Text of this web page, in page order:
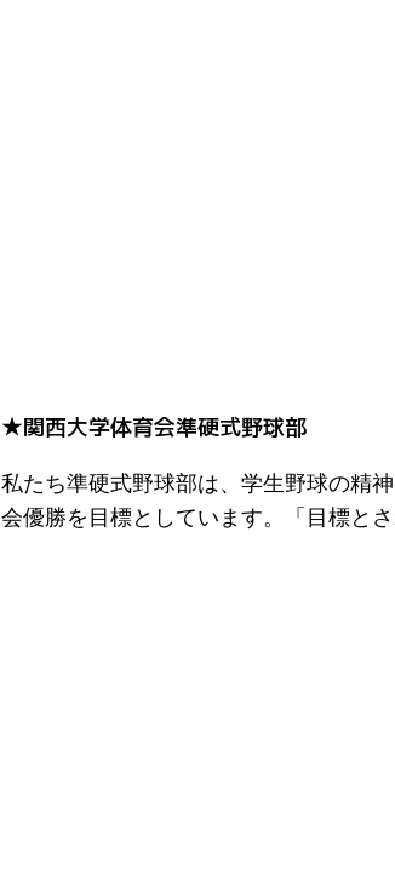
★関西大学体育会準硬式野球部
私たち準硬式野球部は、学生野球の精
会優勝を目標としています。「目標と